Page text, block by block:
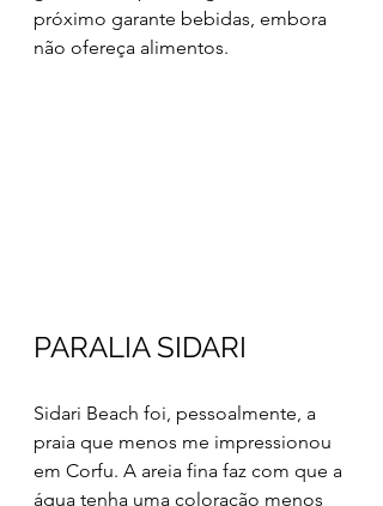
próximo garante bebidas, embora
não ofereça alimentos.
PARALIA SIDARI
Sidari Beach foi, pessoalmente, a
praia que menos me impressionou
em Corfu. A areia fina faz com que a
água tenha uma coloração menos